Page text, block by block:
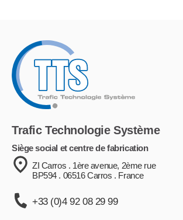
Trafic Technologie Système
Siège social et centre de fabrication
ZI Carros . 1ère avenue, 2ème rue
BP594 . 06516 Carros . France
+33 (0)4 92 08 29 99